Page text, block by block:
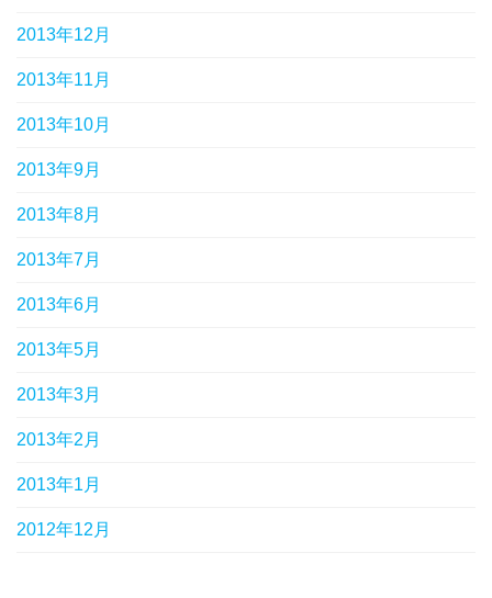
2013年12月
2013年11月
2013年10月
2013年9月
2013年8月
2013年7月
2013年6月
2013年5月
2013年3月
2013年2月
2013年1月
2012年12月